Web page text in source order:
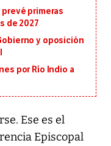
prevé primeras
de 2027
y oposición
por Río Indio a
Ese es el
Episcopal